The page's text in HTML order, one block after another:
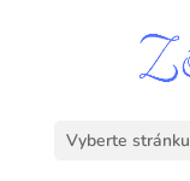
Vyberte stránku